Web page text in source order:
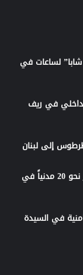
شابا” لساعات في
في ريف
إلى لبنان
القبض على مطلوب بعد اشتباك مسلح واحتجاز نحو 20 مدنياً في
في السيدة